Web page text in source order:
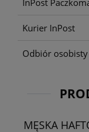
Kurier InPost
Odbiór osobisty
MĘSKA